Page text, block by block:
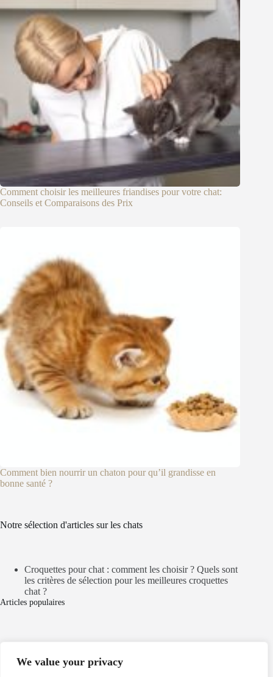
We value your privacy
Comment choisir les meilleures friandises pour votre chat:
Conseils et Comparaisons des Prix
Comment bien nourrir un chaton pour qu’il grandisse en
bonne santé ?
Notre sélection d'articles sur les chats
Croquettes pour chat : comment les choisir ? Quels sont
les critères de sélection pour les meilleures croquettes
chat ?
Articles populaires
Politique de cookies